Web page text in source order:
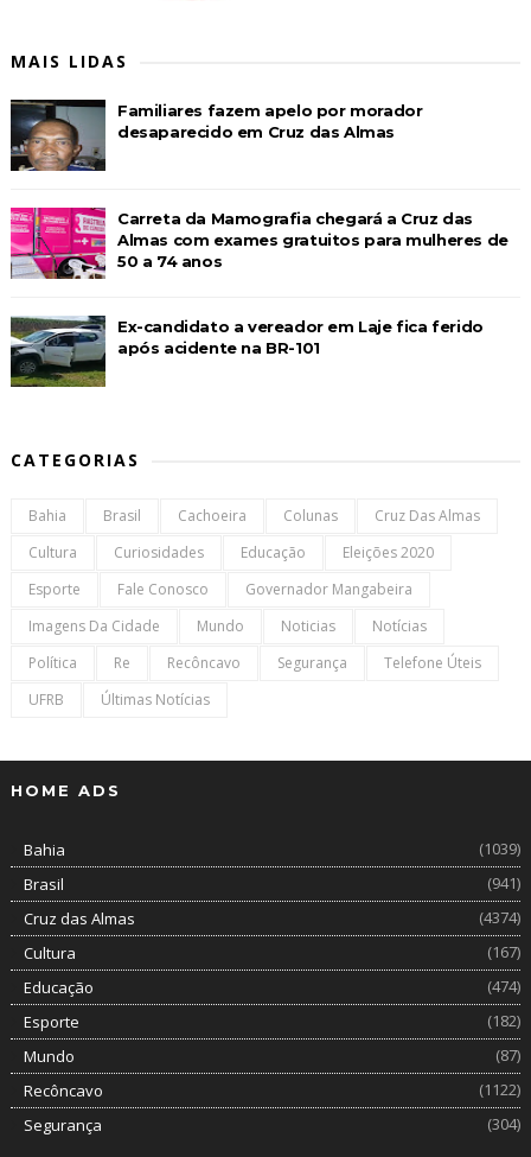
MAIS LIDAS
Familiares fazem apelo por morador
desaparecido em Cruz das Almas
Carreta da Mamografia chegará a Cruz das
Almas com exames gratuitos para mulheres de
50 a 74 anos
Ex-candidato a vereador em Laje fica ferido
após acidente na BR-101
CATEGORIAS
Bahia Brasil Cachoeira Colunas
Cruz Das Almas
Cultura
Curiosidades Educação
Eleições 2020
Esporte
Fale Conosco
Governador Mangabeira
Imagens Da Cidade
Mundo Noticias
Notícias
Política
Re Recôncavo Segurança
Telefone Úteis
UFRB
Últimas Notícias
HOME ADS
Bahia
(1039)
Brasil
(941)
Cruz das Almas
(4374)
Cultura
(167)
Educação
(474)
Esporte
(182)
Mundo
(87)
Recôncavo
(1122)
Segurança
(304)